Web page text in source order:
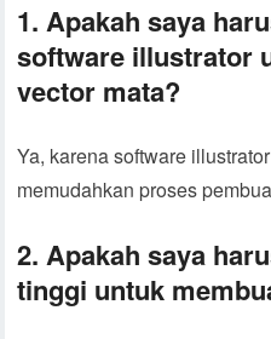
1. Apakah saya
software illustrator
vector mata?
Ya, karena software
memudahkan proses
2. Apakah saya
tinggi untuk